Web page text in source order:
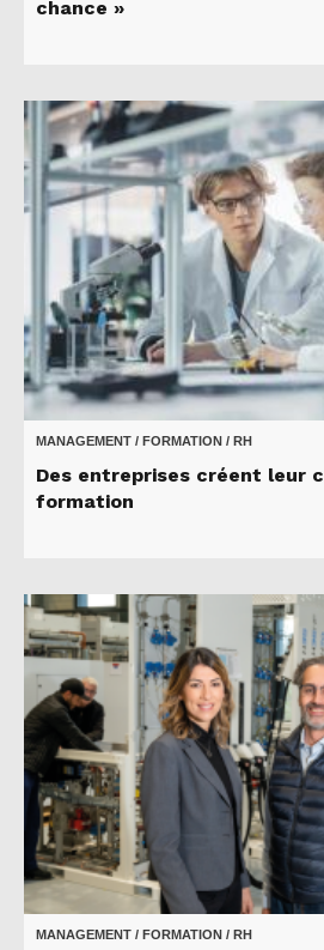
chance »
MANAGEMENT / FORMATION / RH
Des entreprises créent leur
formation
MANAGEMENT / FORMATION / RH